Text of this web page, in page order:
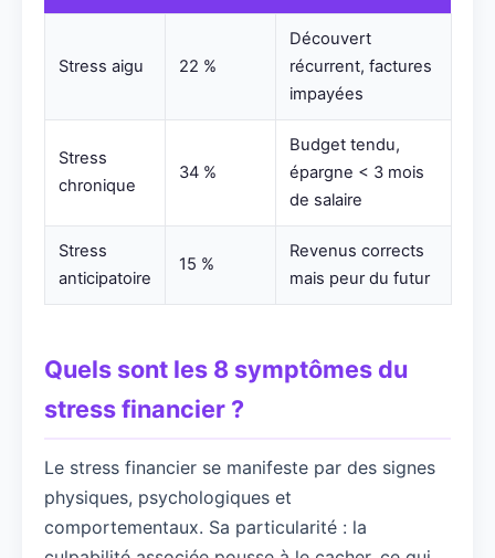
Stress aigu 22 %
Découvert
récurrent, factures
impayées
Stress
chronique
34 %
Budget tendu,
épargne < 3 mois
de salaire
Stress
anticipatoire
15 %
Revenus corrects
mais peur du futur
Quels sont les 8 symptômes du
stress financier ?
Le stress financier se manifeste par des signes
physiques, psychologiques et
comportementaux. Sa particularité : la